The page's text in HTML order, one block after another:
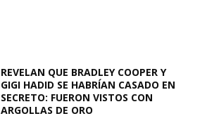
REVELAN QUE BRADLEY COOPER Y
GIGI HADID SE HABRÍAN CASADO EN
SECRETO: FUERON VISTOS CON
ARGOLLAS DE ORO